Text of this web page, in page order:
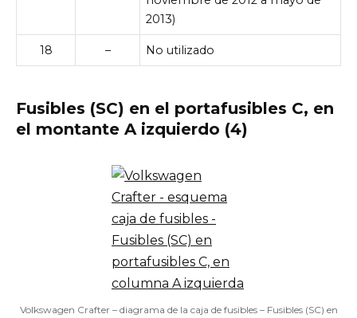
2013)
18 – No utilizado
Fusibles (SC) en el portafusibles C, en
el montante A izquierdo (4)
Volkswagen Crafter – diagrama de la caja de fusibles – Fusibles (SC) en